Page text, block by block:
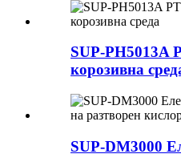
SUP-PH5013A
корозивна
SUP-DM3000